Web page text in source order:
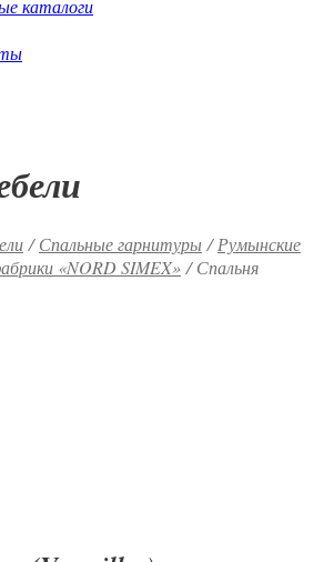
каталоги
/Спальные гарнитуры/Румынские
«NORD SIMEX»/ Спальня